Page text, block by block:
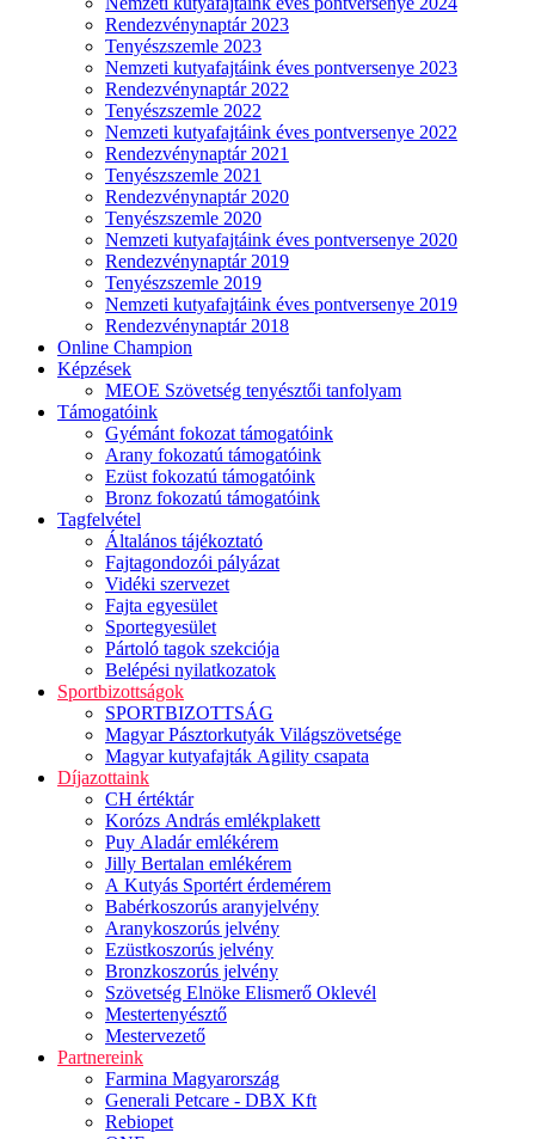
Rendezvénynaptár 2023
Tenyészszemle 2023
Nemzeti kutyafajtáink éves pontversenye 2023
Rendezvénynaptár 2022
Tenyészszemle 2022
Nemzeti kutyafajtáink éves pontversenye 2022
Rendezvénynaptár 2021
Tenyészszemle 2021
Rendezvénynaptár 2020
Tenyészszemle 2020
Nemzeti kutyafajtáink éves pontversenye 2020
Rendezvénynaptár 2019
Tenyészszemle 2019
Nemzeti kutyafajtáink éves pontversenye 2019
Rendezvénynaptár 2018
Online Champion
Képzések
MEOE Szövetség tenyésztői tanfolyam
Támogatóink
Gyémánt fokozat támogatóink
Arany fokozatú támogatóink
Ezüst fokozatú támogatóink
Bronz fokozatú támogatóink
Tagfelvétel
Általános tájékoztató
Fajtagondozói pályázat
Vidéki szervezet
Fajta egyesület
Sportegyesület
Pártoló tagok szekciója
Belépési nyilatkozatok
Sportbizottságok
SPORTBIZOTTSÁG
Magyar Pásztorkutyák Világszövetsége
Magyar kutyafajták Agility csapata
Díjazottaink
CH értéktár
Korózs András emlékplakett
Puy Aladár emlékérem
Jilly Bertalan emlékérem
A Kutyás Sportért érdemérem
Babérkoszorús aranyjelvény
Aranykoszorús jelvény
Ezüstkoszorús jelvény
Bronzkoszorús jelvény
Szövetség Elnöke Elismerő Oklevél
Mestertenyésztő
Mestervezető
Partnereink
Farmina Magyarország
Generali Petcare - DBX Kft
Rebiopet